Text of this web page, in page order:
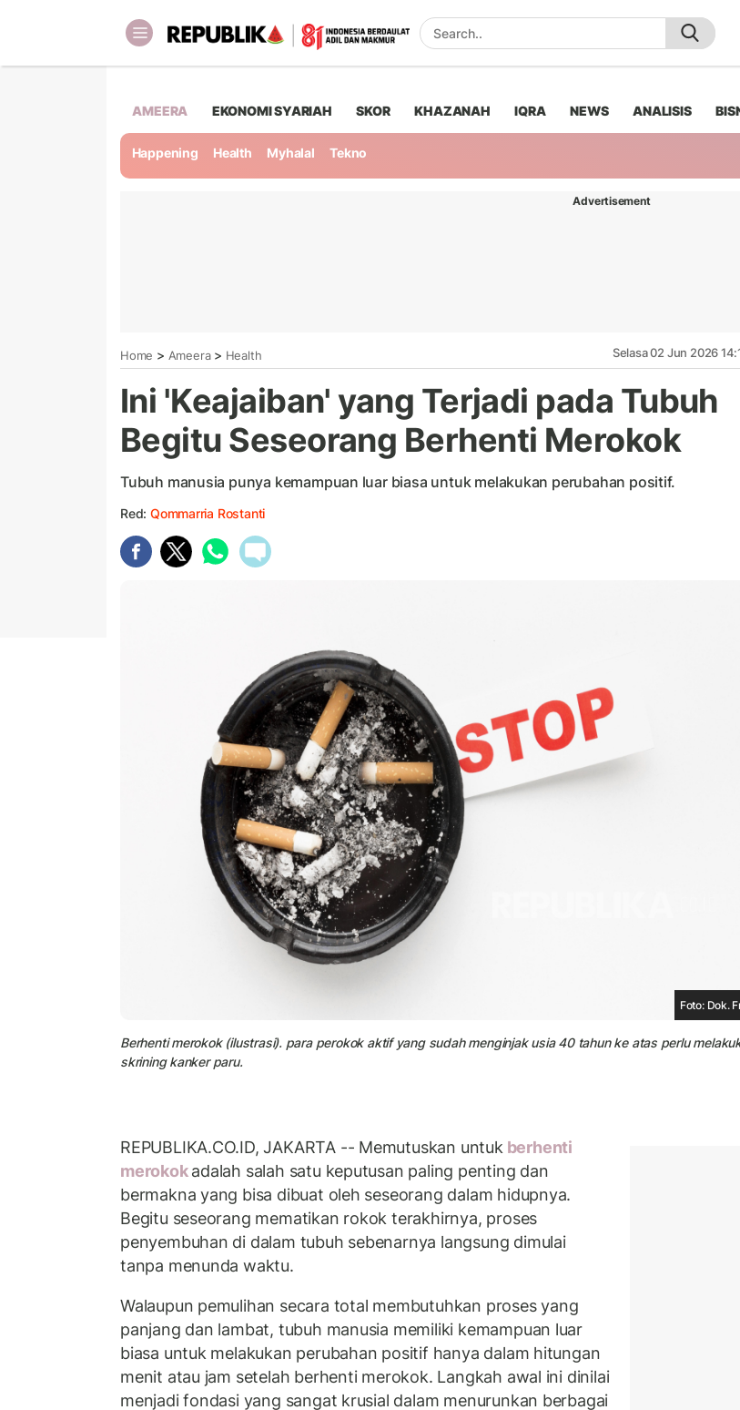
AMEERA EKONOMI SYARIAH SKOR KHAZANAH IQRA NEWS ANALISIS
Happening Health Myhalal Tekno
Advertisement
Home > Ameera> Health Selasa 02 Jun 2026
Ini 'Keajaiban' yang Terjadi pada Tubuh
Begitu Seseorang Berhenti Merokok
Tubuh manusia punya kemampuan luar biasa untuk melakukan perubahan positif.
Red: Qommarria Rostanti
Foto: Dok.
Berhenti merokok (ilustrasi). para perokok aktif yang sudah menginjak usia 40 tahun ke atas perlu
skrining kanker paru.
REPUBLIKA.CO.ID, JAKARTA -- Memutuskan untuk berhenti
merokokadalah salah satu keputusan paling penting dan
bermakna yang bisa dibuat oleh seseorang dalam hidupnya.
Begitu seseorang mematikan rokok terakhirnya, proses
penyembuhan di dalam tubuh sebenarnya langsung dimulai
tanpa menunda waktu.
Walaupun pemulihan secara total membutuhkan proses yang
panjang dan lambat, tubuh manusia memiliki kemampuan luar
biasa untuk melakukan perubahan positif hanya dalam hitungan
menit atau jam setelah berhenti merokok. Langkah awal ini dinilai
menjadi fondasi yang sangat krusial dalam menurunkan berbagai